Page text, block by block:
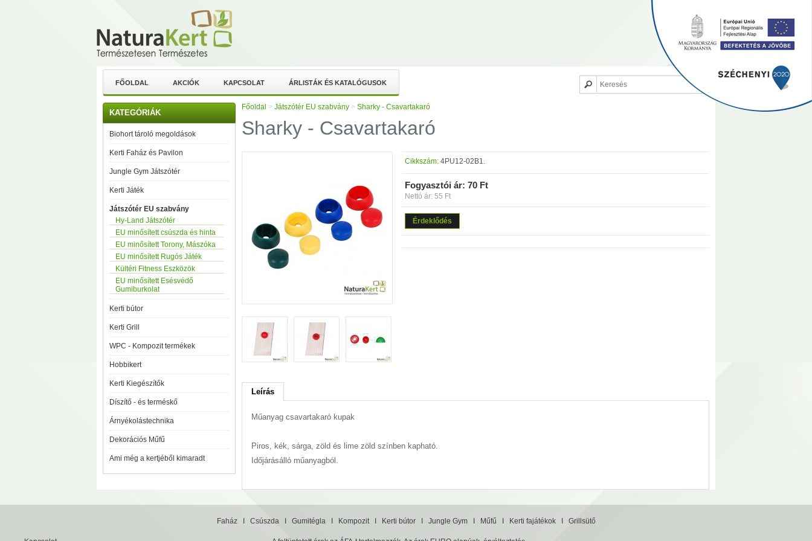
FŐOLDAL AKCIÓK KAPCSOLAT ÁRLISTÁK ÉS KATALÓGUSOK
KATEGÓRIÁK
Biohort tároló megoldások
Kerti Faház és Pavilon
Jungle Gym Játszótér
Kerti Játék
Játszótér EU szabvány
Hy-Land Játszótér
EU minősített csúszda és hinta
EU minősített Torony, Mászóka
EU minősített Rugós Játék
Kültéri Fitness Eszközök
EU minősített Esésvédő
Gumiburkolat
Kerti bútor
Kerti Grill
WPC - Kompozit termékek
Hobbikert
Kerti Kiegészítők
Díszítő - és terméskő
Árnyékolástechnika
Dekorációs Műfű
Ami még a kertjéből kimaradt
Főoldal > Játszótér EU szabvány > Sharky - Csavartakaró
Sharky - Csavartakaró
Cikkszám: 4PU12-02B1.
Fogyasztói ár: 70 Ft
Nettó ár: 55 Ft
Érdeklődés
Leírás
Műanyag csavartakaró kupak
Piros, kék, sárga, zöld és lime zöld színben kapható.
Időjárásálló műanyagból.
FaházI CsúszdaI GumitéglaI KompozitI Kerti bútorI Jungle GymI Műfű Kerti fajátékokI Grillsütő